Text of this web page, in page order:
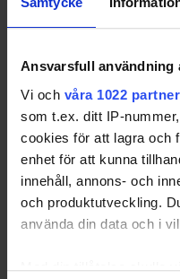
Ansvarsfull användning
Vi och våra 1022
som t.ex. ditt IP-
cookies för att lagra och
enhet för att kunna
innehåll, annons- och
och produktutveckling.
använda din data och i
Med din tillåtelse skulle